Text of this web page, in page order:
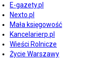
E-gazety.pl
Nexto.pl
Mała księgowość
Kancelarierp.pl
Wieści Rolnicze
Życie Warszawy